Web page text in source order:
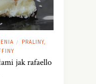
/
PRALINY,
jak rafaello